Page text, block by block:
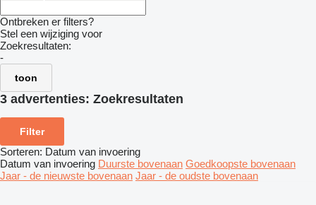
Ontbreken er filters?
Stel een wijziging voor
Zoekresultaten:
-
toon
3 advertenties: Zoekresultaten
Filter
Sorteren: Datum van invoering
Datum van invoering Duurste bovenaan Goedkoopste bovenaan
Jaar - de nieuwste bovenaan Jaar - de oudste bovenaan